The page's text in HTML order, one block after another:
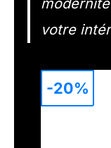
votre
-20%